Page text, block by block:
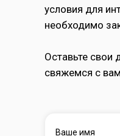
условия для
необходимо
Оставьте свои
свяжемся с
Ваше имя